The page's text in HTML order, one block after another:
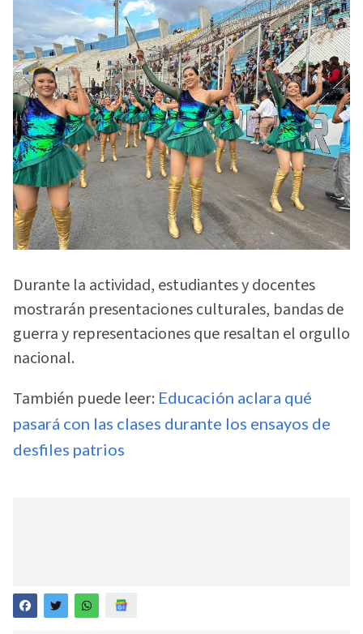
Durante la actividad, estudiantes y docentes
mostrarán presentaciones culturales, bandas de
guerra y representaciones que resaltan el orgullo
nacional.
También puede leer: Educación aclara qué
pasará con las clases durante los ensayos de
desfiles patrios